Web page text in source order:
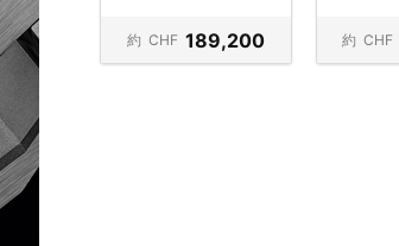
約 CHF 189,200 約 CHF